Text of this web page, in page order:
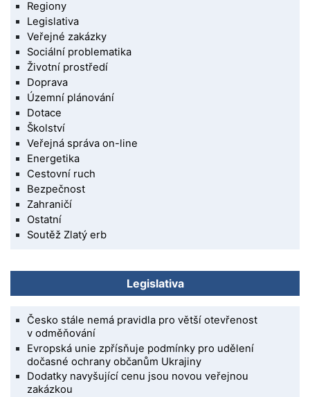
Regiony
Legislativa
Veřejné zakázky
Sociální problematika
Životní prostředí
Doprava
Územní plánování
Dotace
Školství
Veřejná správa on-line
Energetika
Cestovní ruch
Bezpečnost
Zahraničí
Ostatní
Soutěž Zlatý erb
Legislativa
Česko stále nemá pravidla pro větší otevřenost
v odměňování
Evropská unie zpřísňuje podmínky pro udělení
dočasné ochrany občanům Ukrajiny
Dodatky navyšující cenu jsou novou veřejnou
zakázkou